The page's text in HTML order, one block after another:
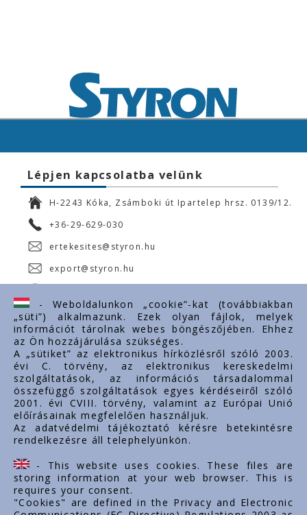
Lépjen kapcsolatba velünk
H-2243 Kóka, Zsámboki út Ipartelep hrsz. 0139/12.
+36-29-629-030
ertekesites@styron.hu
export@styron.hu
Fontos linkek
Rólunk
Dokumentumok
Kapcsolat
Karrier
Cég adatok
Tárhely adatok
Támogatások
- Weboldalunkon „cookie”-kat (továbbiakban
„süti”) alkalmazunk. Ezek olyan fájlok, melyek
információt tárolnak webes böngészőjében. Ehhez
az Ön hozzájárulása szükséges.
A „sütiket” az elektronikus hírközlésről szóló 2003.
évi C. törvény, az elektronikus kereskedelmi
szolgáltatások, az információs társadalommal
összefüggő szolgáltatások egyes kérdéseiről szóló
2001. évi CVIII. törvény, valamint az Európai Unió
előírásainak megfelelően használjuk.
Az adatvédelmi tájékoztató kérésre betekintésre
rendelkezésre áll telephelyünkön.
- This website uses cookies. These files are
storing information at your web browser. This is
requires your consent.
"Cookies" are defined in the Privacy and Electronic